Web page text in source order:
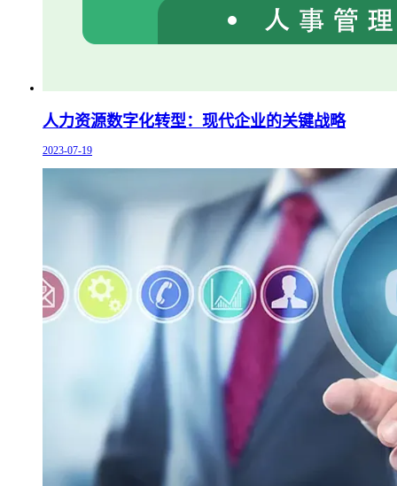
人力资源数字化转型：现代企业的关键战略
2023-07-19